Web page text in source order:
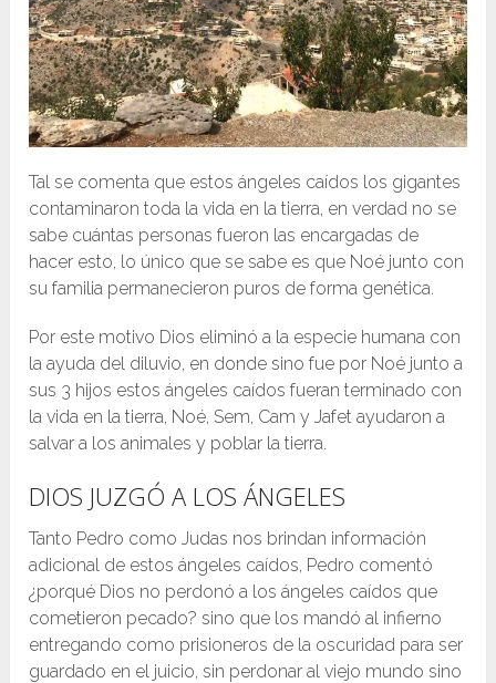
Tal se comenta que estos ángeles caídos los gigantes
contaminaron toda la vida en la tierra, en verdad no se
sabe cuántas personas fueron las encargadas de
hacer esto, lo único que se sabe es que Noé junto con
su familia permanecieron puros de forma genética.
Por este motivo Dios eliminó a la especie humana con
la ayuda del diluvio, en donde sino fue por Noé junto a
sus 3 hijos estos ángeles caídos fueran terminado con
la vida en la tierra, Noé, Sem, Cam y Jafet ayudaron a
salvar a los animales y poblar la tierra.
DIOS JUZGÓ A LOS ÁNGELES
Tanto Pedro como Judas nos brindan información
adicional de estos ángeles caídos, Pedro comentó
¿porqué Dios no perdonó a los ángeles caídos que
cometieron pecado? sino que los mandó al infierno
entregando como prisioneros de la oscuridad para ser
guardado en el juicio, sin perdonar al viejo mundo sino